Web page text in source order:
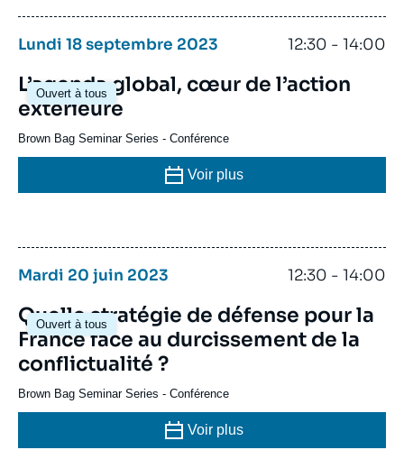
Lundi 18 septembre 2023 12:30 - 14:00
Ouvert à tous
L’agenda global, cœur de l’action
extérieure
Brown Bag Seminar Series - Conférence
Voir plus
Mardi 20 juin 2023 12:30 - 14:00
Ouvert à tous
Quelle stratégie de défense pour la
France face au durcissement de la
conflictualité ?
Brown Bag Seminar Series - Conférence
Voir plus